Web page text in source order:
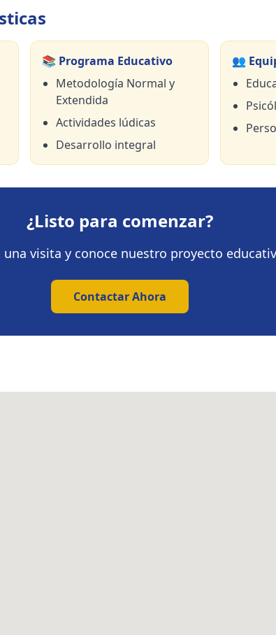
📚 Programa Educativo
Metodología Normal y
Extendida
Actividades lúdicas
Desarrollo integral
👥
¿Listo para comenzar?
una visita y conoce nuestro proyecto
Contactar Ahora